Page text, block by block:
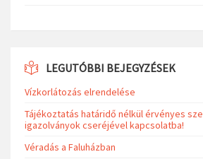
LEGUTÓBBI BEJEGYZÉSEK
Vízkorlátozás elrendelése
Tájékoztatás határidő nélkül érvényes
igazolványok cseréjével kapcsolatba!
Véradás a Faluházban